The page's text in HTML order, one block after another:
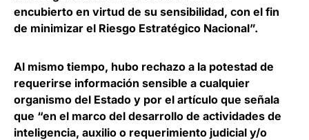
encubierto en virtud de su sensibilidad, con el fin
de minimizar el Riesgo Estratégico Nacional”.
Al mismo tiempo, hubo rechazo a la potestad de
requerirse información sensible a cualquier
organismo del Estado y por el artículo que señala
que “en el marco del desarrollo de actividades de
inteligencia, auxilio o requerimiento judicial y/o